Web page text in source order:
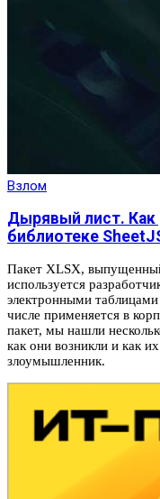
Взлом
Дырявый лист. Как
библиотеке
Пакет XLSX,
используется
электронными
числе применяется в
пакет, мы нашли
как они возникли и как
злоумышленник.